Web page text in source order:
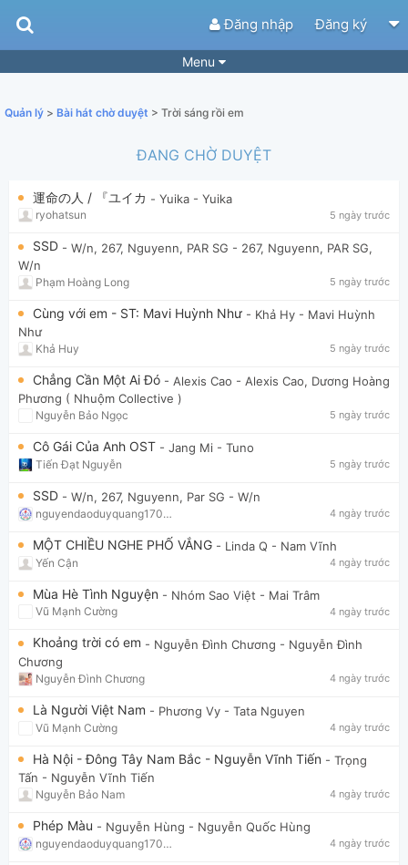
Đăng nhập Đăng ký
Menu
Tìm theo hợp âm
Tắt quảng cáo
Quản lý > Bài hát chờ duyệt > Trời sáng rồi em
ĐANG CHỜ DUYỆT
運命の人 / 『ユイカ - Yuika - Yuika
ryohatsun 5 ngày trước
SSD - W/n, 267, Nguyenn, PAR SG - 267, Nguyenn, PAR SG,
W/n
Phạm Hoàng Long 5 ngày trước
Cùng với em - ST: Mavi Huỳnh Như - Khả Hy - Mavi Huỳnh
Như
Khả Huy 5 ngày trước
Chẳng Cần Một Ai Đó - Alexis Cao - Alexis Cao, Dương Hoàng
Phương ( Nhuộm Collective )
Nguyễn Bảo Ngọc 5 ngày trước
Cô Gái Của Anh OST - Jang Mi - Tuno
Tiến Đạt Nguyễn 5 ngày trước
SSD - W/n, 267, Nguyenn, Par SG - W/n
nguyendaoduyquang17021 4 ngày trước
MỘT CHIỀU NGHE PHỐ VẮNG - Linda Q - Nam Vĩnh
Yến Cận 4 ngày trước
Mùa Hè Tình Nguyện - Nhóm Sao Việt - Mai Trâm
Vũ Mạnh Cường 4 ngày trước
Khoảng trời có em - Nguyễn Đình Chương - Nguyễn Đình
Chương
Nguyễn Đình Chương 4 ngày trước
Là Người Việt Nam - Phương Vy - Tata Nguyen
Vũ Mạnh Cường 4 ngày trước
Hà Nội - Đông Tây Nam Bắc - Nguyễn Vĩnh Tiến - Trọng
Tấn - Nguyễn Vĩnh Tiến
Nguyễn Bảo Nam 4 ngày trước
Phép Màu - Nguyễn Hùng - Nguyễn Quốc Hùng
nguyendaoduyquang17021 4 ngày trước